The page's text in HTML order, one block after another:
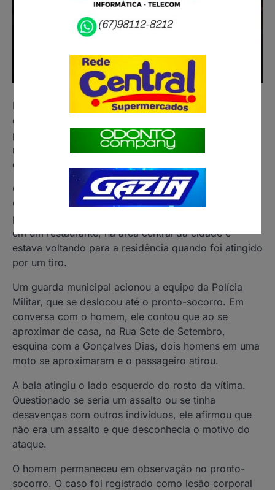
Homem de 31 anos, foi atingido por disparo de arma
de fogo no rosto, quando se deslocava do trabalho
para a casa a pé. O caso ocorreu durante a
madrugada desta sexta-feira (2), em Corumbá,
distante 429 quilômetros de Campo Grande,
Conforme o boletim de ocorrência, ao qual o Diário
Corumbaense teve acesso, a vítima foi levada ao
pronto-socorro. Também diz que o homem trabalha
em um restaurante, na área central da cidade e
estava voltando para a residência quando foi atingido
por um tiro.
Um guarda municipal acionou a equipe da Polícia
Militar, que se deslocou até o pronto-socorro. Em
conversa com o homem, ele contou que ao se
aproximar de casa, na Rua Sete de Setembro,
esquina com a Gonçalves Dias, dois homens em uma
moto se aproximaram e o passageiro atirou.
A bala atingiu o lado esquerdo do rosto da vítima.
Questionado se seria um assalto ou se tinha
desavenças com outros indivíduos, ele afirmou que
não era um assalto e que desconhecia o motivo do
ataque.
O homem permaneceu em observação no pronto-
socorro. O caso foi registrado como lesão corporal